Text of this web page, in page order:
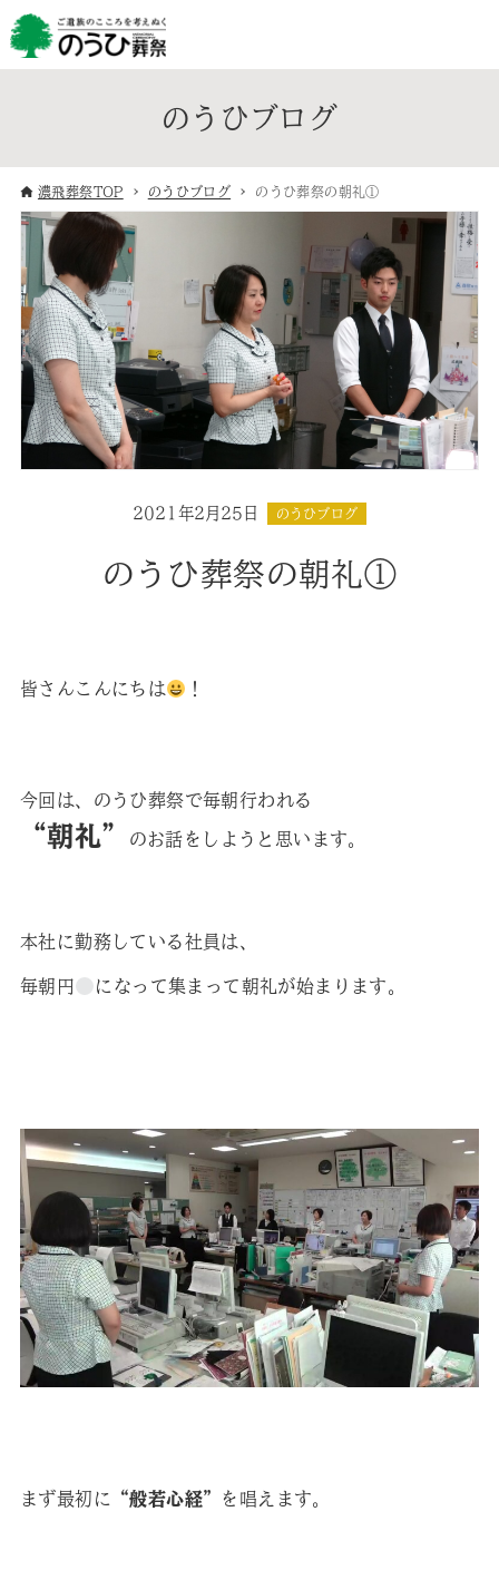
のうひブログ
濃飛葬祭TOP のうひブログ のうひ葬祭の朝礼①
2021年2月25日 のうひブログ
のうひ葬祭の朝礼①
皆さんこんにちは ！
今回は、のうひ葬祭で毎朝行われる
“朝礼” のお話をしようと思います。
本社に勤務している社員は、
毎朝円 になって集まって朝礼が始まります。
まず最初に “般若心経” を唱えます。